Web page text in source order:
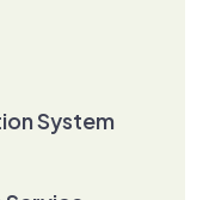
System